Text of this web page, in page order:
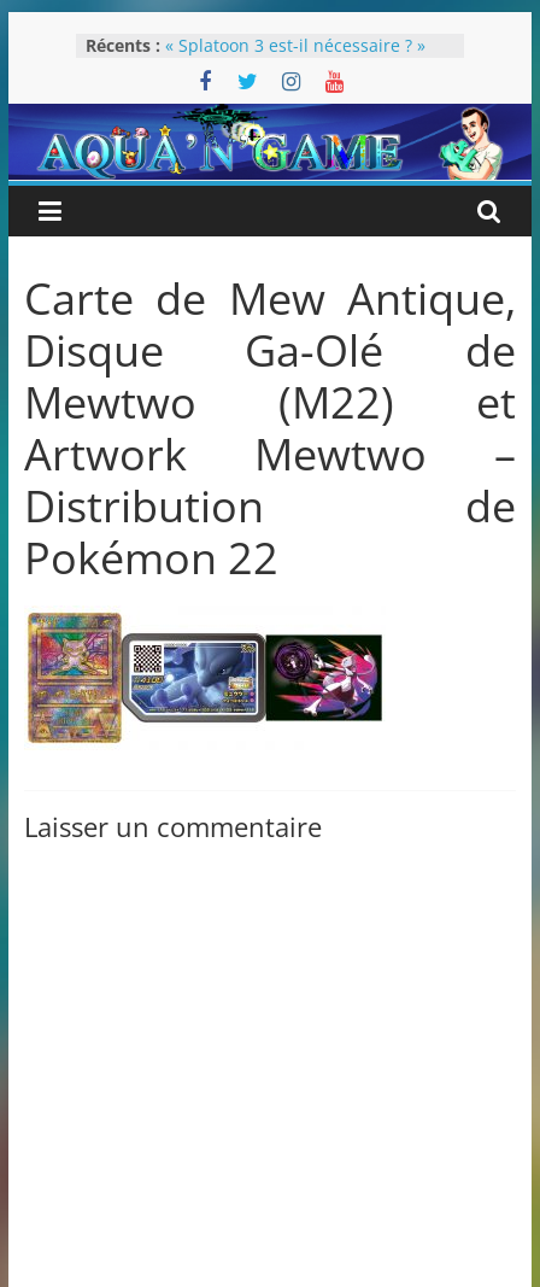
Récents : « Splatoon 3 est-il nécessaire ? »
« Dans les coulisses des JV Harry
Potter »
Pokémon Écarlate : ceci est une
révolution (ou pas) !
Attentes 2023
Rétrospective 2022
Carte de Mew Antique,
Disque Ga-Olé de
Mewtwo (M22) et
Artwork Mewtwo –
Distribution de
Pokémon 22
Laisser un commentaire